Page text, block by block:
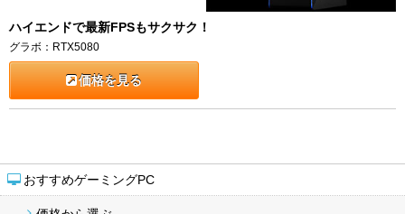
おすすめゲーミングPC
ハイエンドで最新FPSもサクサク！
グラボ：RTX5080
価格を見る